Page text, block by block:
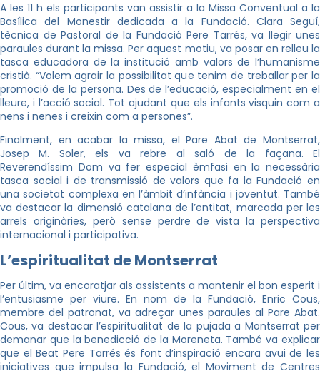
A les 11 h els participants van assistir a la Missa Conventual a la
Basílica del Monestir dedicada a la Fundació. Clara Seguí,
tècnica de Pastoral de la Fundació Pere Tarrés, va llegir unes
paraules durant la missa. Per aquest motiu, va posar en relleu la
tasca educadora de la institució amb valors de l’humanisme
cristià. “Volem agrair la possibilitat que tenim de treballar per la
promoció de la persona. Des de l’educació, especialment en el
lleure, i l’acció social. Tot ajudant que els infants visquin com a
nens i nenes i creixin com a persones”.
Finalment, en acabar la missa, el Pare Abat de Montserrat,
Josep M. Soler, els va rebre al saló de la façana. El
Reverendíssim Dom va fer especial èmfasi en la necessària
tasca social i de transmissió de valors que fa la Fundació en
una societat complexa en l’àmbit d’infància i joventut. També
va destacar la dimensió catalana de l’entitat, marcada per les
arrels originàries, però sense perdre de vista la perspectiva
internacional i participativa.
L’espiritualitat de Montserrat
Per últim, va encoratjar als assistents a mantenir el bon esperit i
l’entusiasme per viure. En nom de la Fundació, Enric Cous,
membre del patronat, va adreçar unes paraules al Pare Abat.
Cous, va destacar l’espiritualitat de la pujada a Montserrat per
demanar que la benedicció de la Moreneta. També va explicar
que el Beat Pere Tarrés és font d’inspiració encara avui de les
iniciatives que impulsa la Fundació, el Moviment de Centres